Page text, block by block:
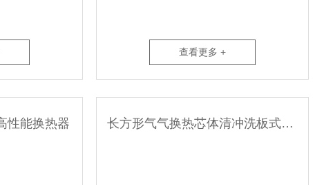
查看更多 +
性能换热器 长方形气气换热芯体清冲洗板式换热器